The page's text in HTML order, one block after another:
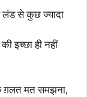
से कुछ ज्यादा
इच्छा ही नहीं
ग़लत मत समझना,